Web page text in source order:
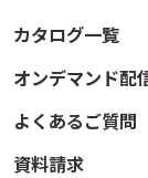
カタログ一覧
オンデマンド配
よくあるご質問
資料請求